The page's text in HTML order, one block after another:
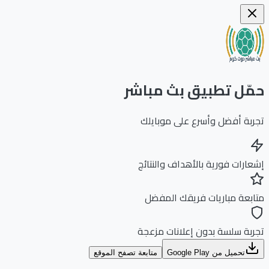
تطبيق بث مباشر
أفضل وأسرع على موبايلك
فورية بالأهداف والنتائج
مباريات فريقك المفضل
سلسة بدون إعلانات مزعجة
تحميل من Google Play متابعة تصفح الموقع